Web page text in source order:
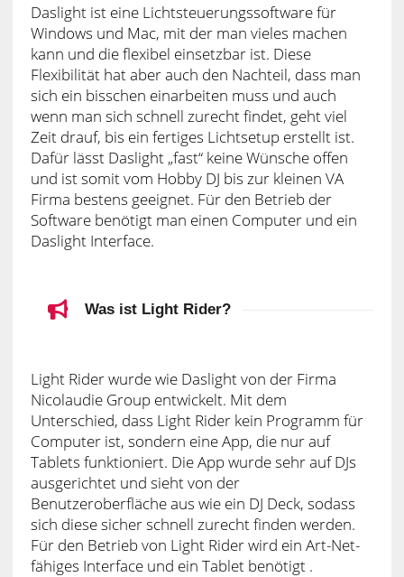
Daslight ist eine Lichtsteuerungssoftware für
Windows und Mac, mit der man vieles machen
kann und die flexibel einsetzbar ist. Diese
Flexibilität hat aber auch den Nachteil, dass man
sich ein bisschen einarbeiten muss und auch
wenn man sich schnell zurecht findet, geht viel
Zeit drauf, bis ein fertiges Lichtsetup erstellt ist.
Dafür lässt Daslight „fast“ keine Wünsche offen
und ist somit vom Hobby DJ bis zur kleinen VA
Firma bestens geeignet. Für den Betrieb der
Software benötigt man einen Computer und ein
Daslight Interface.
Was ist Light Rider?
Light Rider wurde wie Daslight von der Firma
Nicolaudie Group entwickelt. Mit dem
Unterschied, dass Light Rider kein Programm für
Computer ist, sondern eine App, die nur auf
Tablets funktioniert. Die App wurde sehr auf DJs
ausgerichtet und sieht von der
Benutzeroberfläche aus wie ein DJ Deck, sodass
sich diese sicher schnell zurecht finden werden.
Für den Betrieb von Light Rider wird ein Art-Net-
fähiges Interface und ein Tablet benötigt .